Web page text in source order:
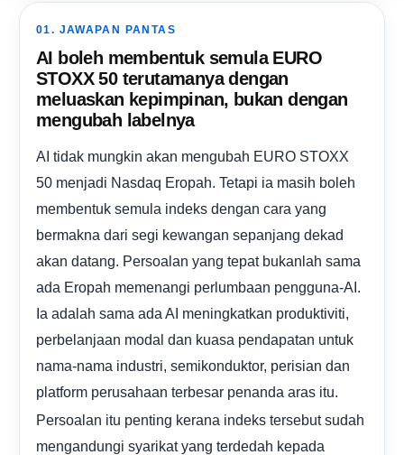
01. JAWAPAN PANTAS
AI boleh membentuk semula EURO
STOXX 50 terutamanya dengan
meluaskan kepimpinan, bukan dengan
mengubah labelnya
AI tidak mungkin akan mengubah EURO STOXX
50 menjadi Nasdaq Eropah. Tetapi ia masih boleh
membentuk semula indeks dengan cara yang
bermakna dari segi kewangan sepanjang dekad
akan datang. Persoalan yang tepat bukanlah sama
ada Eropah memenangi perlumbaan pengguna-AI.
Ia adalah sama ada AI meningkatkan produktiviti,
perbelanjaan modal dan kuasa pendapatan untuk
nama-nama industri, semikonduktor, perisian dan
platform perusahaan terbesar penanda aras itu.
Persoalan itu penting kerana indeks tersebut sudah
mengandungi syarikat yang terdedah kepada